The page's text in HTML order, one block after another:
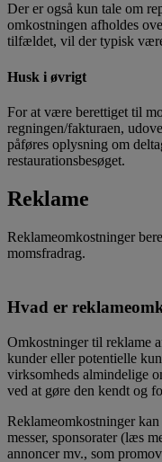
Der er også kun tale om
omkostningen afholdes
tilfældet, vil der typisk
Husk i øvrigt
For at være berettiget til
regningen/fakturaen,
påføres oplysning om
restaurationsbesøget.
Reklame
Reklameomkostninger
momsfradrag.
Hvad er
Omkostninger til reklame
kunder eller potentielle
virksomheds almindelige
ved at gøre den kendt og
Reklameomkostninger
messer, sponsorater (læs
annoncer mv., som